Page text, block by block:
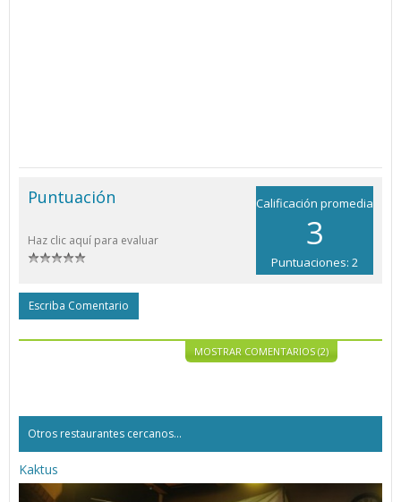
Calificación promedia
3
Puntuaciones: 2
Puntuación
Haz clic aquí para evaluar
Escriba Comentario
MOSTRAR COMENTARIOS (2)
Otros restaurantes cercanos...
Kaktus